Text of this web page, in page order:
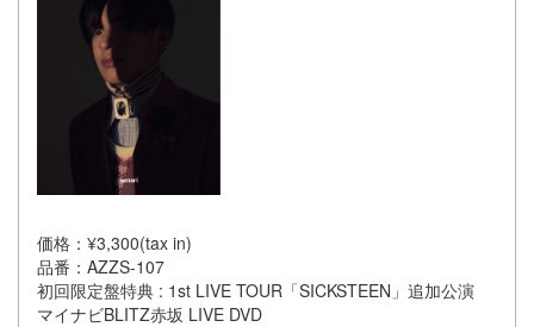
価格：¥3,300(tax in)
品番：AZZS-107
初回限定盤特典 : 1st LIVE TOUR「SICKSTEEN」追加公演
マイナビBLITZ赤坂 LIVE DVD